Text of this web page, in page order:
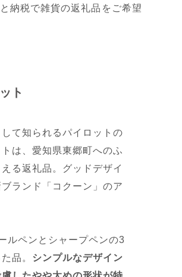
納税で雑貨の返礼品をご希望
ト
て知られるパイロットの
は、愛知県東郷町へのふ
る返礼品。グッドデザイ
ランド「コクーン」のア
ルペンとシャープペンの3
品。
シンプルなデザイン